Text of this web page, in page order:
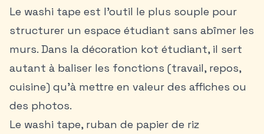
Le washi tape est l’outil le plus souple pour
structurer un espace étudiant sans abîmer les
murs. Dans la décoration kot étudiant, il sert
autant à baliser les fonctions (travail, repos,
cuisine) qu’à mettre en valeur des affiches ou
des photos.
Le washi tape, ruban de papier de riz